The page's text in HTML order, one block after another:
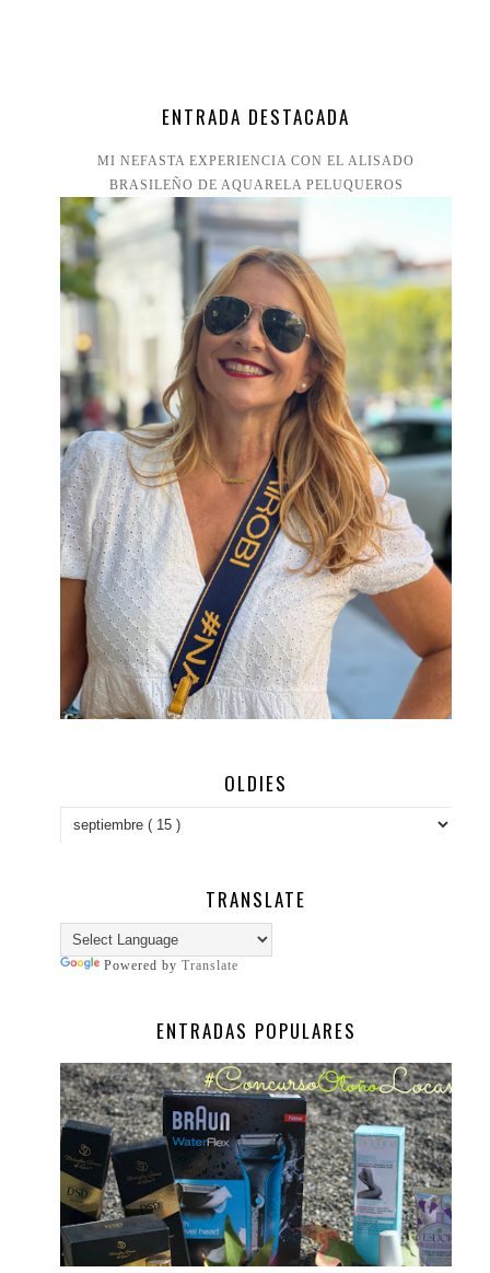
ENTRADA DESTACADA
MI NEFASTA EXPERIENCIA CON EL ALISADO
BRASILEÑO DE AQUARELA PELUQUEROS
OLDIES
TRANSLATE
Powered by Translate
ENTRADAS POPULARES